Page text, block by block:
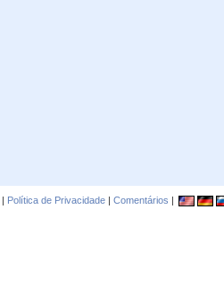
| Política de Privacidade | Comentários |